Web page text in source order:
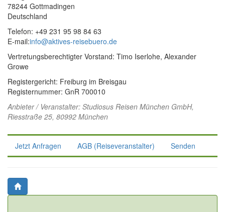
78244 Gottmadingen
Deutschland
Telefon: +49 231 95 98 84 63
E-mail:info@aktives-reisebuero.de
Vertretungsberechtigter Vorstand: Timo Iserlohe, Alexander
Growe
Registergericht: Freiburg im Breisgau
Registernummer: GnR 700010
Anbieter / Veranstalter: Studiosus Reisen München GmbH,
Riesstraße 25, 80992 München
Jetzt Anfragen AGB (Reiseveranstalter) Senden